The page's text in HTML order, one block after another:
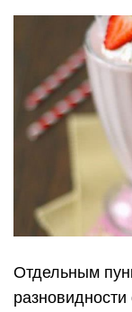
Отдельным